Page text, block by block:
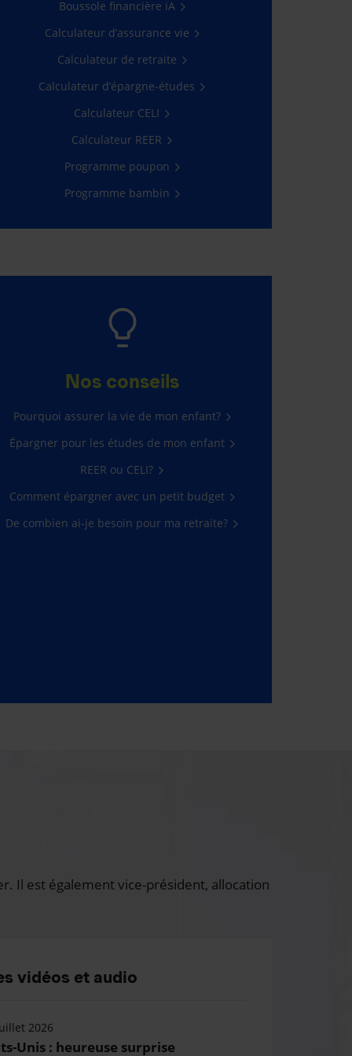
Passez à l’action
Boussole financière iA
Calculateur d’assurance vie
Calculateur de retraite
Calculateur d’épargne-études
Calculateur CELI
Calculateur REER
Programme poupon
Programme bambin
Nos conseils
Pourquoi assurer la vie de mon enfant?
Épargner pour les études de mon enfant
REER ou CELI?
Comment épargner avec un petit budget
De combien ai-je besoin pour ma retraite?
Il est également vice-président, allocation
vidéos et audio
2026
Unis : heureuse surprise